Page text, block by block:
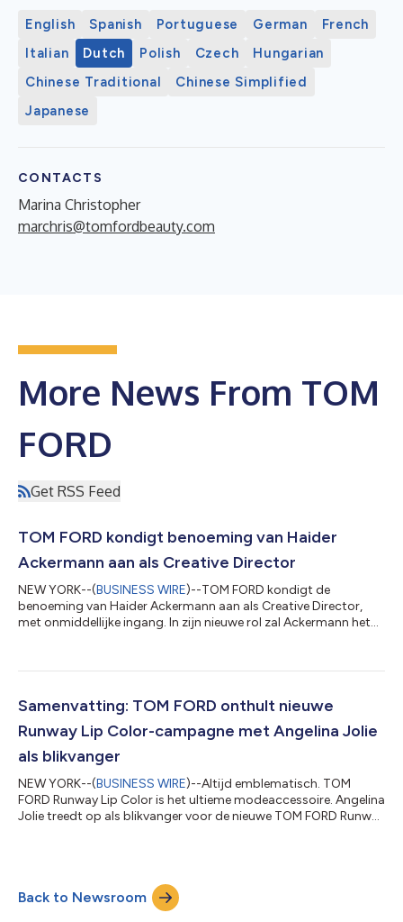
English Spanish Portuguese German
French
Italian
Dutch Polish Czech
Hungarian
Chinese Traditional
Chinese Simplified
Japanese
CONTACTS
Marina Christopher
marchris@tomfordbeauty.com
More News From TOM
FORD
Get RSS Feed
TOM FORD kondigt benoeming van Haider
Ackermann aan als Creative Director
NEW YORK--(BUSINESS WIRE)--TOM FORD kondigt de
benoeming van Haider Ackermann aan als Creative Director,
met onmiddellijke ingang. In zijn nieuwe rol zal Ackermann het
accessoires en brillen, en de creatieve visie voor het algehele
Companies Inc. (NYSE:EL) met de mode-activiteiten in licentie
gegeven aan de Ermenegildo Zegna Group...
Samenvatting: TOM FORD onthult nieuwe
Runway Lip Color-campagne met Angelina Jolie
als blikvanger
NEW YORK--(BUSINESS WIRE)--Altijd emblematisch. TOM
FORD Runway Lip Color is het ultieme modeaccessoire. Angelina
Jolie treedt op als blikvanger voor de nieuwe TOM FORD Runway
behoeve van zelfexpressie. Als winnares van een Academy
Award, Golden Globe en Tony Award, heeft Jolie zich
geprofileerd als internationaal icoon in...
Back to Newsroom